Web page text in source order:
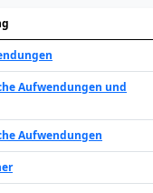
Aufwendungen und
Aufwendungen